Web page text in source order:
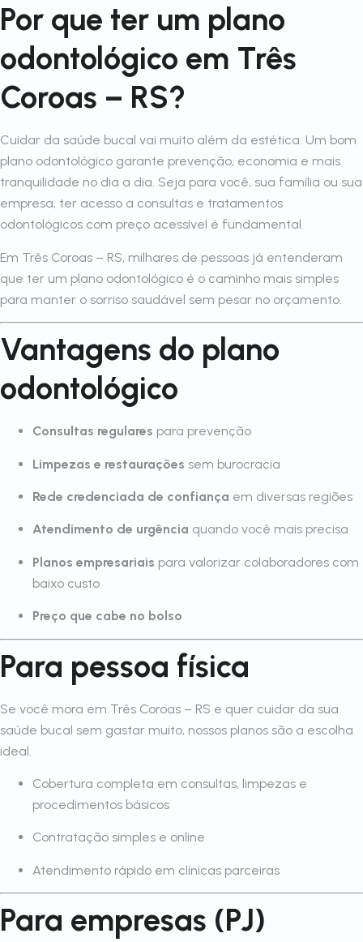
Por que ter um plano
odontológico em Três
Coroas – RS?
Cuidar da saúde bucal vai muito além da estética. Um bom
plano odontológico garante prevenção, economia e mais
tranquilidade no dia a dia. Seja para você, sua família ou sua
empresa, ter acesso a consultas e tratamentos
odontológicos com preço acessível é fundamental.
Em Três Coroas – RS, milhares de pessoas já entenderam
que ter um plano odontológico é o caminho mais simples
para manter o sorriso saudável sem pesar no orçamento.
Vantagens do plano
odontológico
Consultas regulares para prevenção
Limpezas e restaurações sem burocracia
Rede credenciada de confiança em diversas regiões
Atendimento de urgência quando você mais precisa
Planos empresariais para valorizar colaboradores com
baixo custo
Preço que cabe no bolso
Para pessoa física
Se você mora em Três Coroas – RS e quer cuidar da sua
saúde bucal sem gastar muito, nossos planos são a escolha
ideal.
Cobertura completa em consultas, limpezas e
procedimentos básicos
Contratação simples e online
Atendimento rápido em clínicas parceiras
Para empresas (PJ)